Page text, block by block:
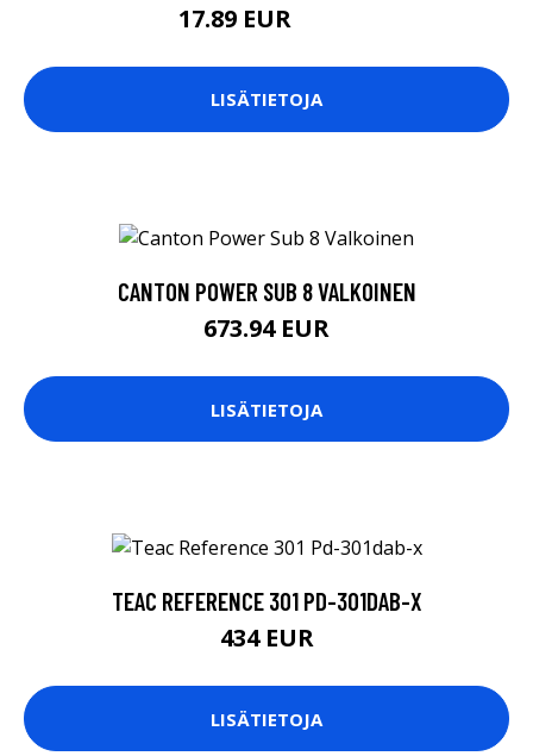
17.89 EUR
LISÄTIETOJA
CANTON POWER SUB 8 VALKOINEN
673.94 EUR
LISÄTIETOJA
TEAC REFERENCE 301 PD-301DAB-X
434 EUR
LISÄTIETOJA